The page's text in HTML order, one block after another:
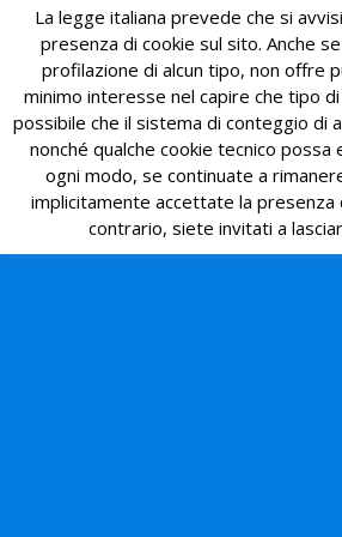
La legge italiana prevede che si
presenza di cookie sul sito. Anche
profilazione di alcun tipo, non offre
minimo interesse nel capire che tipo
possibile che il sistema di conteggio di
nonché qualche cookie tecnico
ogni modo, se continuate a
implicitamente accettate la presenza
contrario, siete invitati a